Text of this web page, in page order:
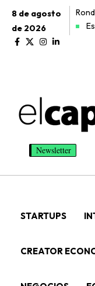
8 de agosto
de 2026
Newsletter
STARTUPS
CREATOR